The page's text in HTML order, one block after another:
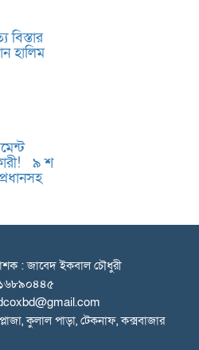
বিস্তার
হালিম
৯ শ
: জাবেদ ইকবাল চৌধুরী
কুলাল পাড়া, টেকনাফ, কক্সবাজার